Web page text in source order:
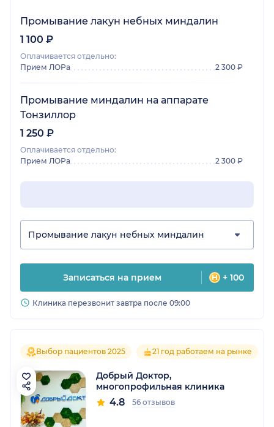
Промывание лакун небных миндалин
1 100 ₽
Оплачивается отдельно:
Прием ЛОРа
2 300 ₽
Промывание миндалин на аппарате
Тонзиллор
1 250 ₽
Оплачивается отдельно:
Прием ЛОРа
2 300 ₽
Промывание лакун небных миндалин
Записаться на прием + 100
Клиника перезвонит завтра после 09:00
Выбор пациентов 2025 21 год работаем на рынке
Добрый Доктор,
многопрофильная клиника
4.8 56 отзывов